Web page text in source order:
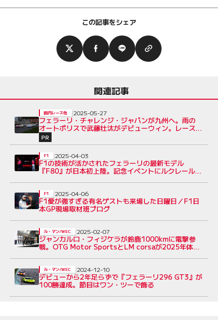
この記事をシェア
関連記事
フェラーリ・チャレンジ・ジャパンが九州へ。雨の
オートポリスで武藤壮汰がデビューウィン。レース2
は森山冬星が初優勝
PR
国内レース他 2025-05-27
F1の技術が活かされたフェラーリの最新モデル
『F80』が日本初上陸。記念イベントにルクレールと
F1 2025-04-03
F1愛が強すぎる有名ゲストも来場した日曜日／F1日
本GP現場取材班ブログ
F1 2025-04-06
ジャンカルロ・フィジケラが鈴鹿1000kmに電撃参
戦。OTG Motor SportsとLM corsaが2025年体制
ル・マン/WEC 2025-02-07
デビューから2年足らずで『フェラーリ296 GT3』が
100勝達成。節目はワン・ツーで飾る
ル・マン/WEC 2024-12-10